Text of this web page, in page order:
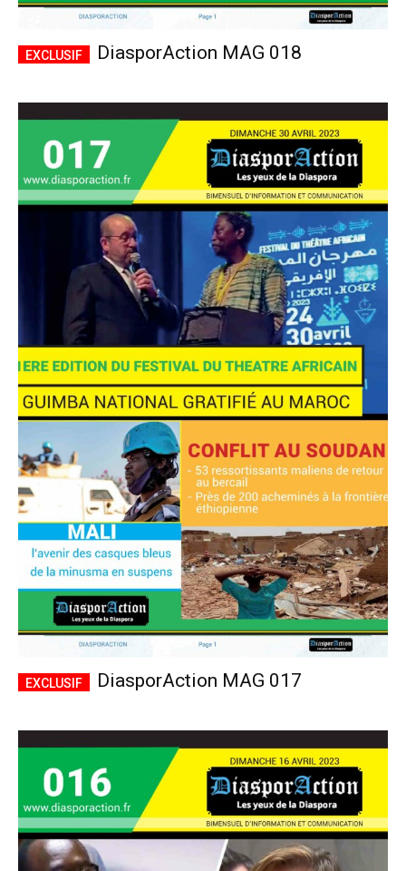
DiasporAction MAG 018
DiasporAction MAG 017